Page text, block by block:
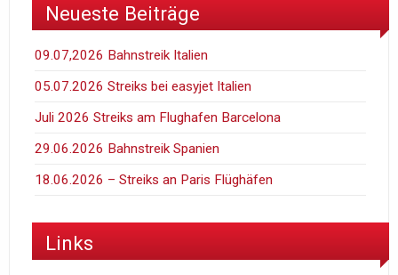
Neueste Beiträge
09.07,2026 Bahnstreik Italien
05.07.2026 Streiks bei easyjet Italien
Juli 2026 Streiks am Flughafen Barcelona
29.06.2026 Bahnstreik Spanien
18.06.2026 – Streiks an Paris Flüghäfen
Links